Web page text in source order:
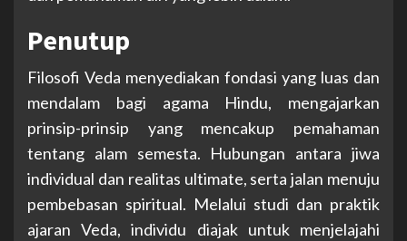
Penutup
Filosofi Veda menyediakan fondasi yang luas dan
mendalam bagi agama Hindu, mengajarkan
prinsip-prinsip yang mencakup pemahaman
tentang alam semesta. Hubungan antara jiwa
individual dan realitas ultimate, serta jalan menuju
pembebasan spiritual. Melalui studi dan praktik
ajaran Veda, individu diajak untuk menjelajahi